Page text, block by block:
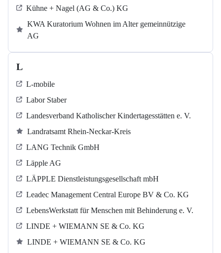
Kühne + Nagel (AG & Co.) KG
KWA Kuratorium Wohnen im Alter gemeinnützige
AG
L
L-mobile
Labor Staber
Landesverband Katholischer Kindertagesstätten e. V.
Landratsamt Rhein-Neckar-Kreis
LANG Technik GmbH
Läpple AG
LÄPPLE Dienstleistungsgesellschaft mbH
Leadec Management Central Europe BV & Co. KG
LebensWerkstatt für Menschen mit Behinderung e. V.
LINDE + WIEMANN SE & Co. KG
LINDE + WIEMANN SE & Co. KG